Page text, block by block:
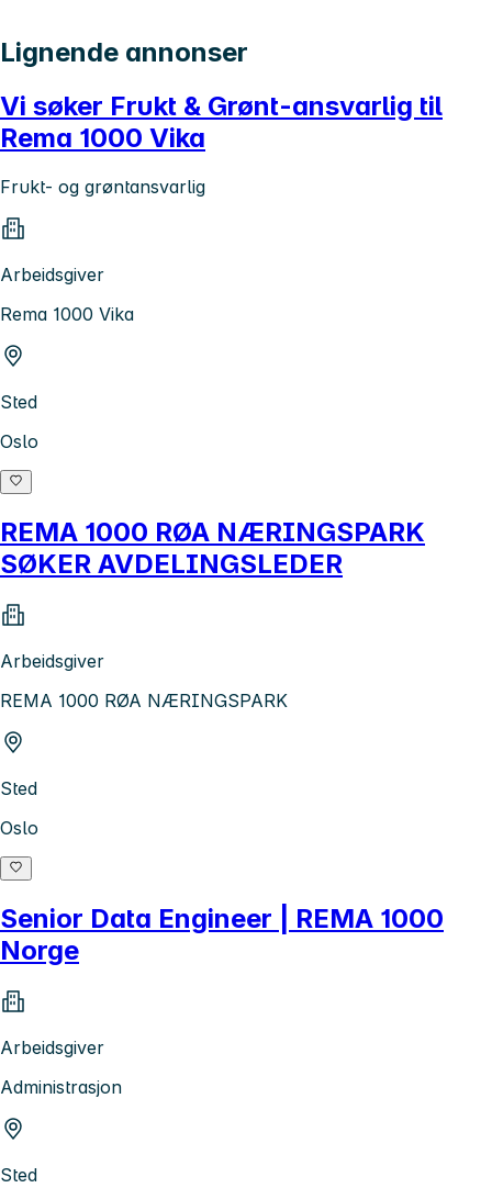
Lignende annonser
Vi søker Frukt & Grønt-ansvarlig til
Rema 1000 Vika
Frukt- og grøntansvarlig
Arbeidsgiver
Rema 1000 Vika
Sted
Oslo
REMA 1000 RØA NÆRINGSPARK
SØKER AVDELINGSLEDER
Arbeidsgiver
REMA 1000 RØA NÆRINGSPARK
Sted
Oslo
Senior Data Engineer | REMA 1000
Norge
Arbeidsgiver
Administrasjon
Sted